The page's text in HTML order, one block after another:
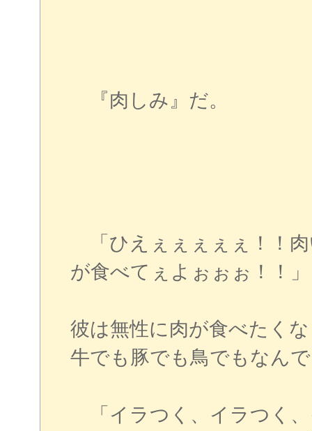
『肉しみ』だ。
「ひえぇぇぇぇぇ！！
が食べてぇよぉぉぉ！！」
彼は無性に肉が食べたく
牛でも豚でも鳥でもなん
「イラつく、イラつく